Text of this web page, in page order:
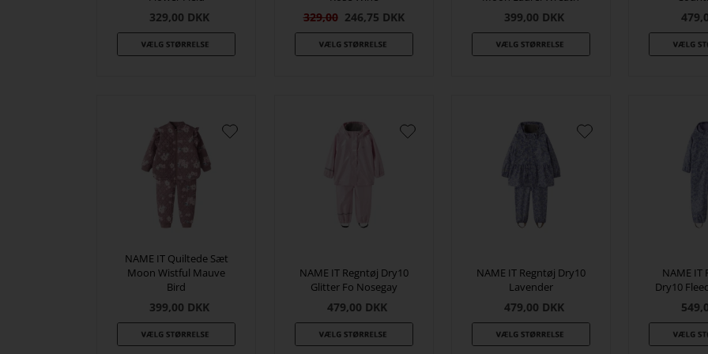
329,00 DKK 329,00 246,75 DKK 399,00 DKK
NAME IT Quiltede Sæt
Moon Wistful Mauve
Bird
399,00 DKK
NAME IT Regntøj Dry10
Glitter Fo Nosegay
479,00 DKK
NAME IT Regntøj Dry10
Lavender
479,00 DKK
NAME IT
Dry10